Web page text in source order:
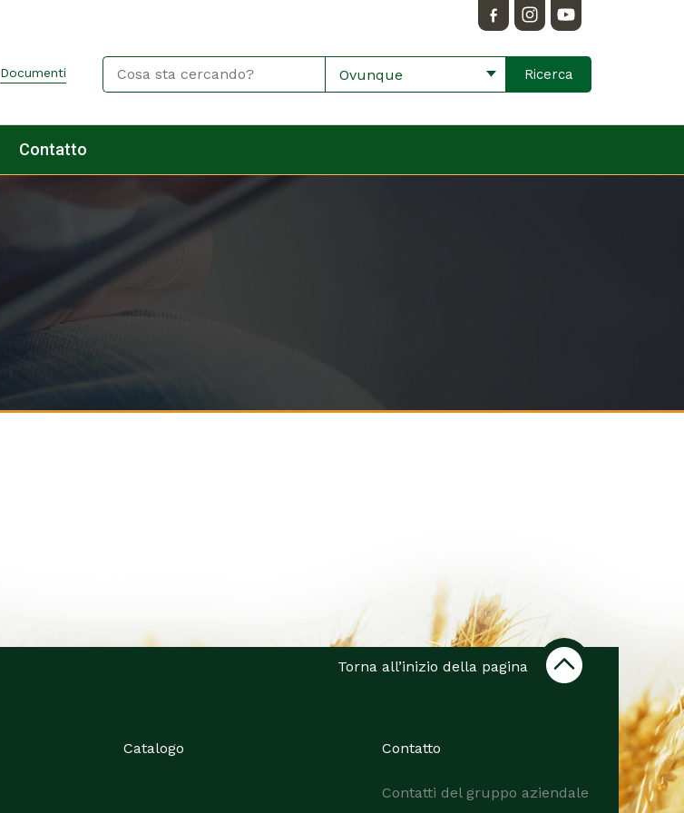
Documenti Ovunque
Contatto
Torna all’inizio della pagina
Catalogo Contatto
Contatti del gruppo aziendale